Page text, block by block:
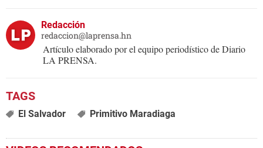
Redacción
redaccion@laprensa.hn
Artículo elaborado por el equipo periodístico de Diario
LA PRENSA.
El Salvador Primitivo Maradiaga